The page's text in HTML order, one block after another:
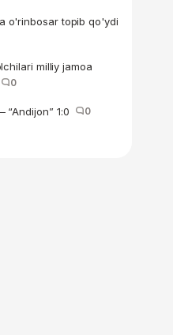
o'rinbosar topib qo'ydi
milliy jamoa
0
“Andijon” 1:0 0